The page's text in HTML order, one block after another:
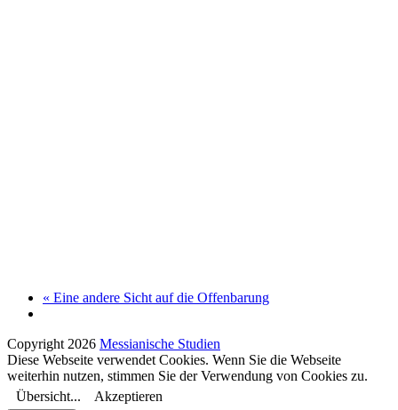
« Eine andere Sicht auf die Offenbarung
Copyright 2026 Messianische Studien
Diese Webseite verwendet Cookies. Wenn Sie die Webseite
weiterhin nutzen, stimmen Sie der Verwendung von Cookies zu.
Übersicht...
Akzeptieren